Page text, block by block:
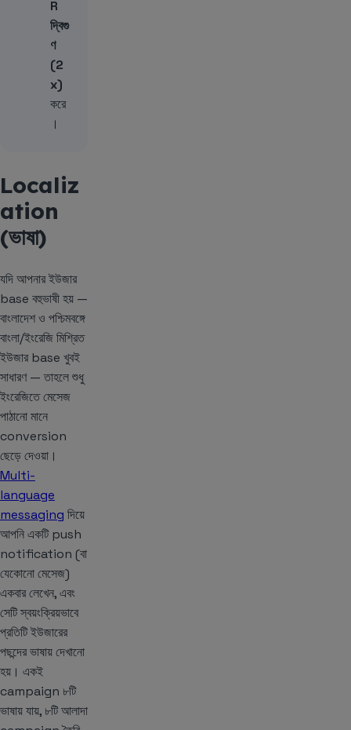
R
দ্বিগু
ণ
(2
x)
করে
।
Localiz
ation
(ভাষা)
যদি আপনার ইউজার
base বহুভাষী হয় —
বাংলাদেশ ও পশ্চিমবঙ্গে
বাংলা/ইংরেজি মিশ্রিত
ইউজার base খুবই
সাধারণ — তাহলে শুধু
ইংরেজিতে মেসেজ
পাঠানো মানে
conversion
ছেড়ে দেওয়া।
Multi-
language
messaging দিয়ে
আপনি একটি push
notification (বা
যেকোনো মেসেজ)
একবার লেখেন, এবং
সেটি স্বয়ংক্রিয়ভাবে
প্রতিটি ইউজারের
পছন্দের ভাষায় দেখানো
হয়। একই
campaign ৮টি
ভাষায় যায়, ৮টি আলাদা